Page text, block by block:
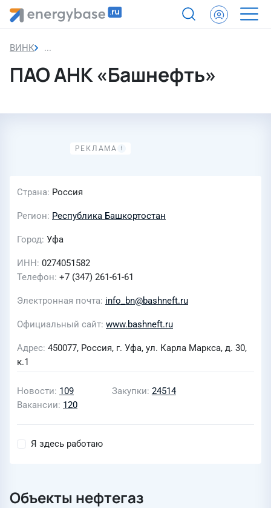
ВИНК ПАО АНК «Башнефть»
ПАО АНК «Башнефть»
Страна Россия
Регион Республика Башкортостан
Город Уфа
ИНН 0274051582
Телефон +7 (347) 261-61-61
Электронная почта info_bn@bashneft.ru
Официальный сайт www.bashneft.ru
Адрес 450077, Россия, г. Уфа, ул. Карла Маркса, д. 30,
к.1
Новости 109 Закупки 24514
Вакансии 120
Я здесь работаю
Объекты нефтегаз